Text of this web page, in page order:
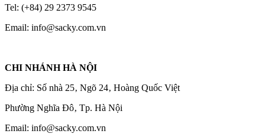
Tel: (+84) 29 2373 9545
Email: info@sacky.com.vn
CHI NHÁNH HÀ NỘI
Địa chỉ: Số nhà 25‚ Ngõ 24‚ Hoàng Quốc Việt
Phường Nghĩa Đô‚ Tp. Hà Nội
Email: info@sacky.com.vn